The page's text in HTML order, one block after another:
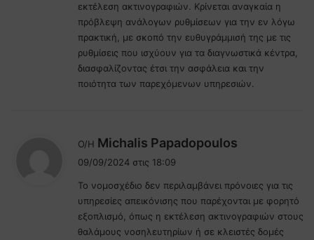
εκτέλεση ακτινογραφιών. Κρίνεται αναγκαία η
πρόβλεψη ανάλογων ρυθμίσεων για την εν λόγω
πρακτική, με σκοπό την ευθυγράμμισή της με τις
ρυθμίσεις που ισχύουν για τα διαγνωστικά κέντρα,
διασφαλίζοντας έτσι την ασφάλεια και την
ποιότητα των παρεχόμενων υπηρεσιών.
Ο/Η Michalis Papadopoulos
ι
:
09/09/2024 στις 18:09
Το νομοσχέδιο δεν περιλαμβάνει πρόνοιες για τις
υπηρεσίες απεικόνισης που παρέχονται με φορητό
εξοπλισμό, όπως η εκτέλεση ακτινογραφιών στους
θαλάμους νοσηλευτηρίων ή σε κλειστές δομές